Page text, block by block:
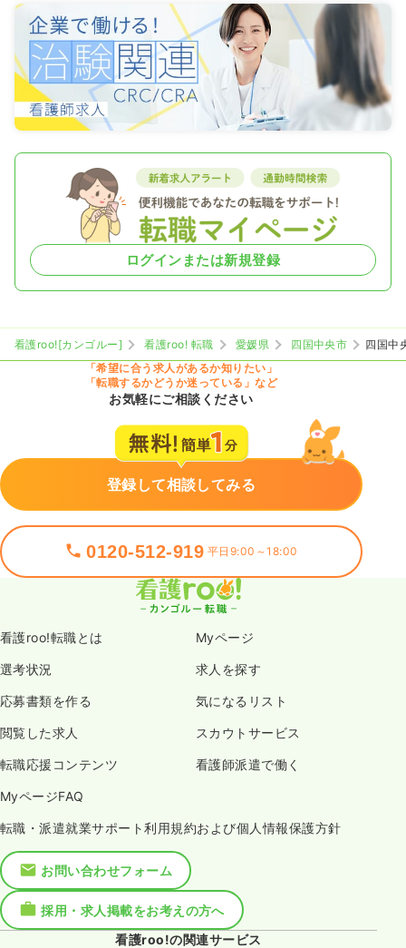
ログインまたは新規登録
看護roo![カンゴルー] 看護roo! 転職 愛媛県 四国中央市
四国中
「希望に合う求人があるか知りたい」
「転職するかどうか迷っている」など
お気軽にご相談ください
登録して相談してみる
0120-512-919 平日9:00～18:00
看護roo!転職とは Myページ
選考状況 求人を探す
応募書類を作る 気になるリスト
閲覧した求人 スカウトサービス
転職応援コンテンツ 看護師派遣で働く
MyページFAQ
転職・派遣就業サポート利用規約および個人情報保護方針
お問い合わせフォーム
採用・求人掲載をお考えの方へ
看護roo!の関連サービス